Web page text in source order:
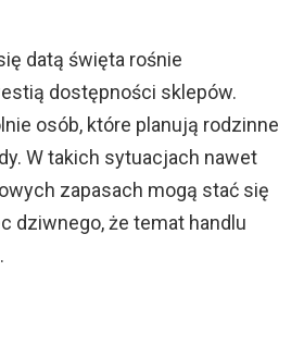
datą święta rośnie
dostępności sklepów.
osób, które planują rodzinne
W takich sytuacjach nawet
zapasach mogą stać się
dziwnego, że temat handlu